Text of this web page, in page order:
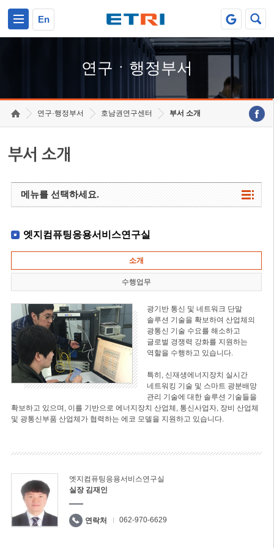
En
연구ㆍ행정부서
연구·행정부서 호남권연구센터 부서 소개
부서 소개
메뉴를 선택하세요.
엣지컴퓨팅응용서비스연구실
소개
수행업무
광기반 통신 및 네트워크 단말
솔루션 기술을 확보하여 산업체의
광통신 기술 수요를 해소하고
글로벌 경쟁력 강화를 지원하는
역할을 수행하고 있습니다.
특히, 신재생에너지장치 실시간
네트워킹 기술 및 스마트 광분배망
관리 기술에 대한 솔루션 기술들을
확보하고 있으며, 이를 기반으로 에너지장치 산업체, 통신사업자, 장비 산업체
및 광통신부품 산업체가 협력하는 에코 모델을 지원하고 있습니다.
엣지컴퓨팅응용서비스연구실
실장 김재인
연락처 062-970-6629